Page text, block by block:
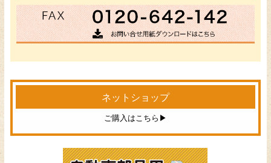
ネットショップ
ご購入はこちら▶